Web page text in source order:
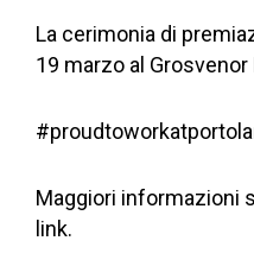
La cerimonia di
19 marzo al
Maggiori informazioni
link.